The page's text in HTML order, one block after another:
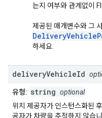
는지 여부와 관계없이
제공된 매개변수와 그
하세요.
deliveryVehicleId
유형: string optional
위치 제공자가 인스턴스화된
공자가 차량을 추적하지 않습